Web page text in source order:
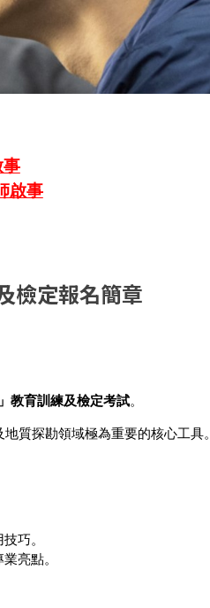
事
啟事
檢定報名簡章
教育訓練及檢定考試。
質探勘領域極為重要的核心工
巧。
亮點。